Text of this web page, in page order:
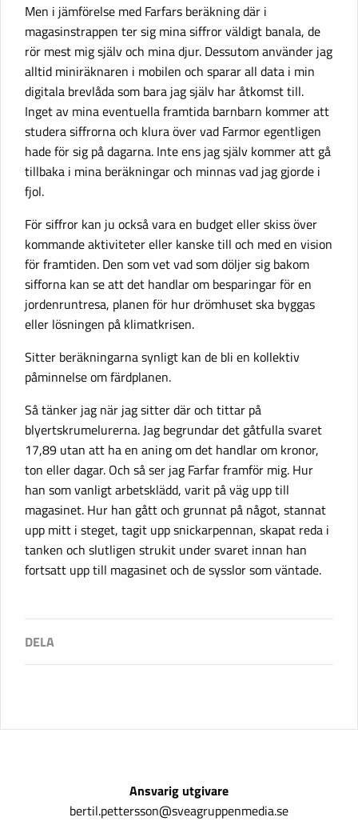
Men i jämförelse med Farfars beräkning där i
magasinstrappen ter sig mina siffror väldigt banala, de
rör mest mig själv och mina djur. Dessutom använder jag
alltid miniräknaren i mobilen och sparar all data i min
digitala brevlåda som bara jag själv har åtkomst till.
Inget av mina eventuella framtida barnbarn kommer att
studera siffrorna och klura över vad Farmor egentligen
hade för sig på dagarna. Inte ens jag själv kommer att gå
tillbaka i mina beräkningar och minnas vad jag gjorde i
fjol.
För siffror kan ju också vara en budget eller skiss över
kommande aktiviteter eller kanske till och med en vision
för framtiden. Den som vet vad som döljer sig bakom
sifforna kan se att det handlar om besparingar för en
jordenruntresa, planen för hur drömhuset ska byggas
eller lösningen på klimatkrisen.
Sitter beräkningarna synligt kan de bli en kollektiv
påminnelse om färdplanen.
Så tänker jag när jag sitter där och tittar på
blyertskrumelurerna. Jag begrundar det gåtfulla svaret
17,89 utan att ha en aning om det handlar om kronor,
ton eller dagar. Och så ser jag Farfar framför mig. Hur
han som vanligt arbetsklädd, varit på väg upp till
magasinet. Hur han gått och grunnat på något, stannat
upp mitt i steget, tagit upp snickarpennan, skapat reda i
tanken och slutligen strukit under svaret innan han
fortsatt upp till magasinet och de sysslor som väntade.
Ansvarig utgivare
bertil.pettersson@sveagruppenmedia.se